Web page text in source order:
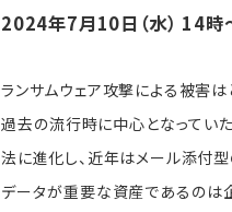
2024年7月10日（水） 14
ランサムウェア攻撃による被害
過去の流行時に中心となってい
法に進化し、近年はメール添付
データが重要な資産であるのは